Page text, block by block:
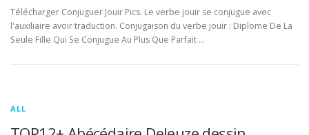
Télécharger Conjuguer Jouir Pics. Le verbe jouir se conjugue avec
l'auxiliaire avoir traduction. Conjugaison du verbe jouir : Diplome De La
Seule Fille Qui Se Conjugue Au Plus Que Parfait …
ALL